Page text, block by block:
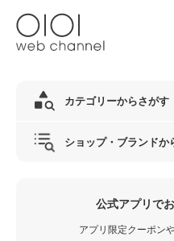
カテゴリーからさがす
ショップ・ブランドか
公式アプリで
アプリ限定クーポン